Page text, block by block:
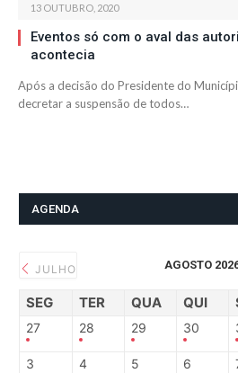
13 OUTUBRO, 2020
Eventos só com o aval das
acontecia
Após a decisão do Presidente do
decretar a suspensão de todos…
AGENDA
JULHO AGOSTO
SEG TER QUA QUI
27 28 29 30
3 4 5 6